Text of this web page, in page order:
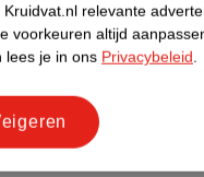
relevante
voorkeuren altijd
lees je in ons Privacybeleid.